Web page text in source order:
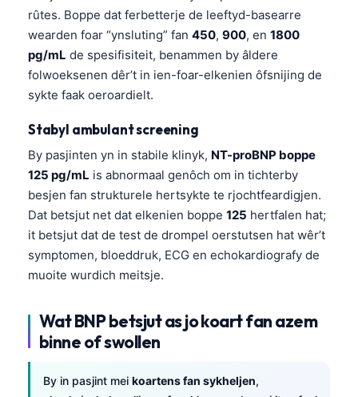
rûtes. Boppe dat ferbetterje de leeftyd-basearre
wearden foar “ynsluting” fan 450, 900, en 1800
pg/mL de spesifisiteit, benammen by âldere
folwoeksenen dêr’t in ien-foar-elkenien ôfsnijing de
sykte faak oeroardielt.
Stabyl ambulant screening
By pasjinten yn in stabile klinyk, NT-proBNP boppe
125 pg/mL is abnormaal genôch om in tichterby
besjen fan strukturele hertsykte te rjochtfeardigjen.
Dat betsjut net dat elkenien boppe 125 hertfalen hat;
it betsjut dat de test de drompel oerstutsen hat wêr’t
symptomen, bloeddruk, ECG en echokardiografy de
muoite wurdich meitsje.
Wat BNP betsjut as jo koart fan azem
binne of swollen
By in pasjint mei koartens fan sykheljen,